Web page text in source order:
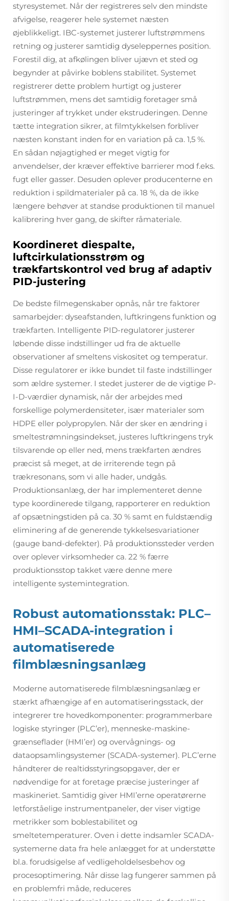
styresystemet. Når der registreres selv den mindste
afvigelse, reagerer hele systemet næsten
øjeblikkeligt. IBC-systemet justerer luftstrømmens
retning og justerer samtidig dyseleppernes position.
Forestil dig, at afkølingen bliver ujævn et sted og
begynder at påvirke boblens stabilitet. Systemet
registrerer dette problem hurtigt og justerer
luftstrømmen, mens det samtidig foretager små
justeringer af trykket under ekstruderingen. Denne
tætte integration sikrer, at filmtykkelsen forbliver
næsten konstant inden for en variation på ca. 1,5 %.
En sådan nøjagtighed er meget vigtig for
anvendelser, der kræver effektive barrierer mod f.eks.
fugt eller gasser. Desuden oplever producenterne en
reduktion i spildmaterialer på ca. 18 %, da de ikke
længere behøver at standse produktionen til manuel
kalibrering hver gang, de skifter råmateriale.
Koordineret diespalte,
luftcirkulationsstrøm og
trækfartskontrol ved brug af adaptiv
PID-justering
De bedste filmegenskaber opnås, når tre faktorer
samarbejder: dyseafstanden, luftkringens funktion og
trækfarten. Intelligente PID-regulatorer justerer
løbende disse indstillinger ud fra de aktuelle
observationer af smeltens viskositet og temperatur.
Disse regulatorer er ikke bundet til faste indstillinger
som ældre systemer. I stedet justerer de de vigtige P-
I-D-værdier dynamisk, når der arbejdes med
forskellige polymerdensiteter, især materialer som
HDPE eller polypropylen. Når der sker en ændring i
smeltestrømningsindekset, justeres luftkringens tryk
tilsvarende op eller ned, mens trækfarten ændres
præcist så meget, at de irriterende tegn på
trækresonans, som vi alle hader, undgås.
Produktionsanlæg, der har implementeret denne
type koordinerede tilgang, rapporterer en reduktion
af opsætningstiden på ca. 30 % samt en fuldstændig
eliminering af de generende tykkelsesvariationer
(gauge band-defekter). På produktionssteder verden
over oplever virksomheder ca. 22 % færre
produktionsstop takket være denne mere
intelligente systemintegration.
Robust automationsstak: PLC–
HMI–SCADA-integration i
automatiserede
filmblæsningsanlæg
Moderne automatiserede filmblæsningsanlæg er
stærkt afhængige af en automatiseringsstack, der
integrerer tre hovedkomponenter: programmerbare
logiske styringer (PLC’er), menneske-maskine-
grænseflader (HMI’er) og overvågnings- og
dataopsamlingsystemer (SCADA-systemer). PLC’erne
håndterer de realtidsstyringsopgaver, der er
nødvendige for at foretage præcise justeringer af
maskineriet. Samtidig giver HMI’erne operatørerne
letforståelige instrumentpaneler, der viser vigtige
metrikker som boblestabilitet og
smeltetemperaturer. Oven i dette indsamler SCADA-
systemerne data fra hele anlægget for at understøtte
bl.a. forudsigelse af vedligeholdelsesbehov og
procesoptimering. Når disse lag fungerer sammen på
en problemfri måde, reduceres